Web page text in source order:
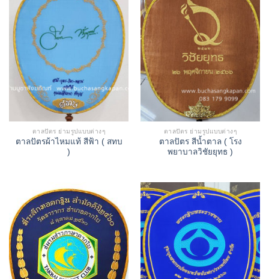
ตาลปัตร ย่ามรูปแบบต่างๆ
ตาลปัตรผ้าไหมแท้ สีฟ้า ( สทบ
)
ตาลปัตร ย่ามรูปแบบต่างๆ
ตาลปัตร สีน้ำตาล ( โรง
พยาบาลวิชัยยุทธ )